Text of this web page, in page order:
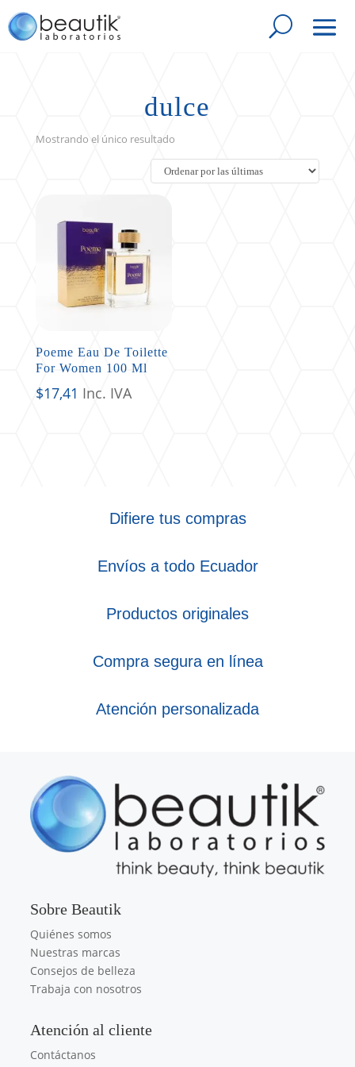
dulce
Mostrando el único resultado
Poeme Eau De Toilette
For Women 100 Ml
$17,41 Inc. IVA
Difiere tus compras
Envíos a todo Ecuador
Productos originales
Compra segura en línea
Atención personalizada
Sobre Beautik
Quiénes somos
Nuestras marcas
Consejos de belleza
Trabaja con nosotros
Atención al cliente
Contáctanos